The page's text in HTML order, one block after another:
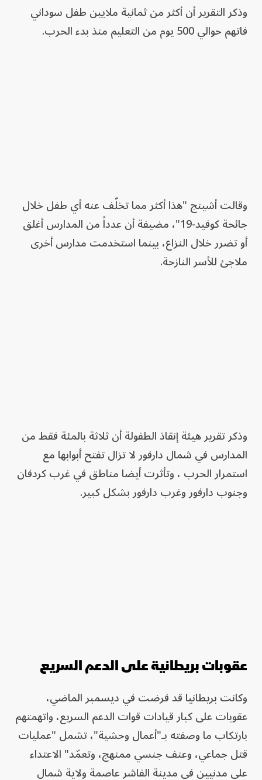
وذكر التقرير أن أكثر من ثمانية ملايين طفل سوداني
فاتهم حوالي 500 يوم من التعليم منذ بدء الحرب.
وقالت أشينج "هذا أكثر مما تخلّف عنه أي طفل خلال
جائحة كوفيد-19"، مضيفة أن عدداً من المدارس أغلق
أو تضرر خلال النزاع، بينما استخدمت مدارس أخرى
ملاجئ للأسر النازحة.
وذكر تقرير هيئة إنقاذ الطفولة أن ثلاثة بالمئة فقط من
المدارس في شمال دارفور لا تزال تفتح أبوابها مع
استمرار الحرب ، وتأثرت أيضا مناطق في غرب كردفان
وجنوب دارفور وغرب دارفور بشكل كبير.
عقوبات بريطانية على الدعم السريع
وكانت بريطانيا قد فرضت في ديسمبر الماضي،
عقوبات على كبار قيادات قوات الدعم السريع، واتهمتهم
بارتكاب ما وصفته بـ"أعمال وحشية"، تشمل "عمليات
قتل جماعي، وعنف جنسي ممنهج، وتعمّد" الاعتداء
على مدنيين في مدينة الفاشر عاصمة ولاية شمال